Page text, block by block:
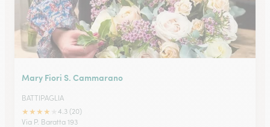
Mary Fiori S. Cammarano
BATTIPAGLIA
★★★★
4.3 (20)
Via P. Baratta 193